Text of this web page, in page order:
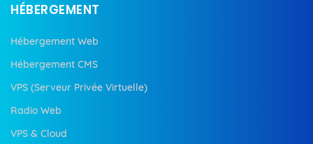
HÉBERGEMENT
Hébergement Web
Hébergement CMS
VPS (Serveur Privée Virtuelle)
Radio Web
VPS & Cloud